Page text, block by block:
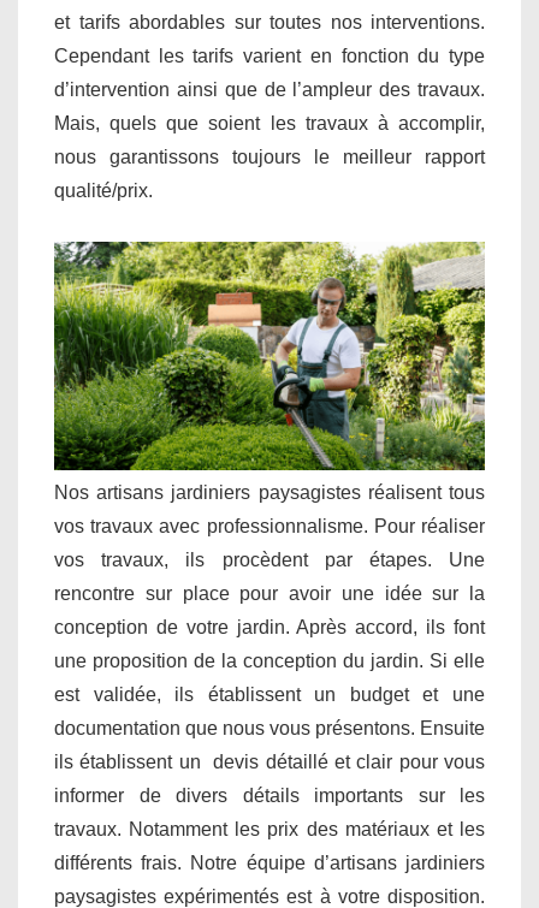
et tarifs abordables sur toutes nos interventions.
Cependant les tarifs varient en fonction du type
d’intervention ainsi que de l’ampleur des travaux.
Mais, quels que soient les travaux à accomplir,
nous garantissons toujours le meilleur rapport
qualité/prix.
Nos artisans jardiniers paysagistes réalisent tous
vos travaux avec professionnalisme. Pour réaliser
vos travaux, ils procèdent par étapes. Une
rencontre sur place pour avoir une idée sur la
conception de votre jardin. Après accord, ils font
une proposition de la conception du jardin. Si elle
est validée, ils établissent un budget et une
documentation que nous vous présentons. Ensuite
ils établissent un devis détaillé et clair pour vous
informer de divers détails importants sur les
travaux. Notamment les prix des matériaux et les
différents frais. Notre équipe d’artisans jardiniers
paysagistes expérimentés est à votre disposition.